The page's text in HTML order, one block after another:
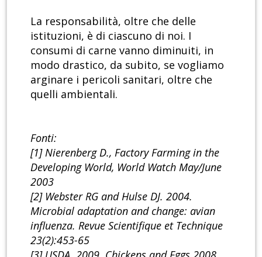
La responsabilità, oltre che delle
istituzioni, è di ciascuno di noi. I
consumi di carne vanno diminuiti, in
modo drastico, da subito, se vogliamo
arginare i pericoli sanitari, oltre che
quelli ambientali.
Fonti:
[1] Nierenberg D., Factory Farming in the
Developing World, World Watch May/June
2003
[2] Webster RG and Hulse DJ. 2004.
Microbial adaptation and change: avian
influenza. Revue Scientifique et Technique
23(2):453-65